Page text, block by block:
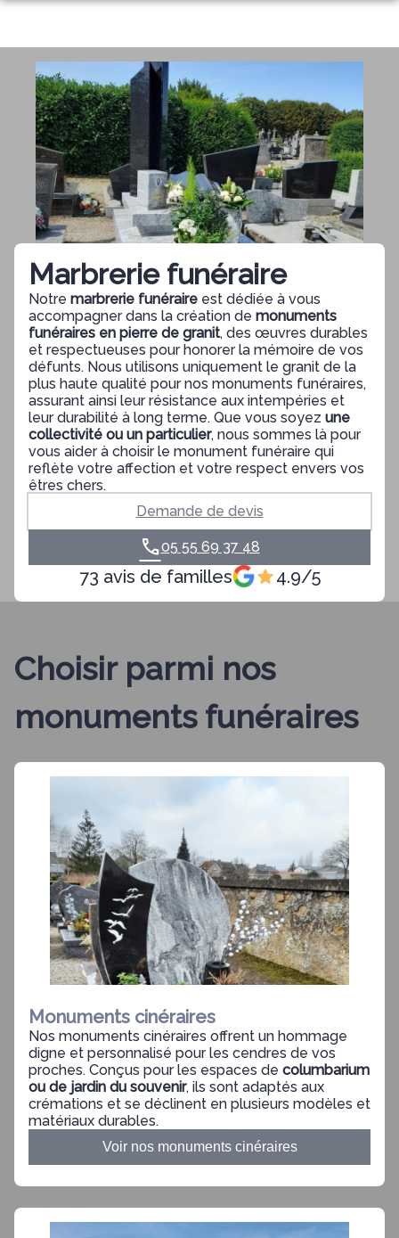
Aller
contenu
ORGANISER DES OBSÈQUES
PRÉVOIR SES OBSÈQUES
MONUMENTS FUNÉRAIRES
SERVICES AUX FAMILLES
ESPACES HOMMAGES
Marbrerie funéraire
Notre marbrerie funéraire est dédiée à vous
accompagner dans la création de monuments
funéraires en pierre de granit, des œuvres durables
et respectueuses pour honorer la mémoire de vos
défunts. Nous utilisons uniquement le granit de la
plus haute qualité pour nos monuments funéraires,
assurant ainsi leur résistance aux intempéries et
leur durabilité à long terme. Que vous soyez une
collectivité ou un particulier, nous sommes là pour
vous aider à choisir le monument funéraire qui
reflète votre affection et votre respect envers vos
êtres chers.
Demande de devis
05 55 69 37 48
73 avis de familles 4.9/5
Choisir parmi nos
monuments funéraires
Monuments cinéraires
Nos monuments cinéraires offrent un hommage
digne et personnalisé pour les cendres de vos
proches. Conçus pour les espaces de columbarium
ou de jardin du souvenir, ils sont adaptés aux
crémations et se déclinent en plusieurs modèles et
matériaux durables.
Voir nos monuments cinéraires